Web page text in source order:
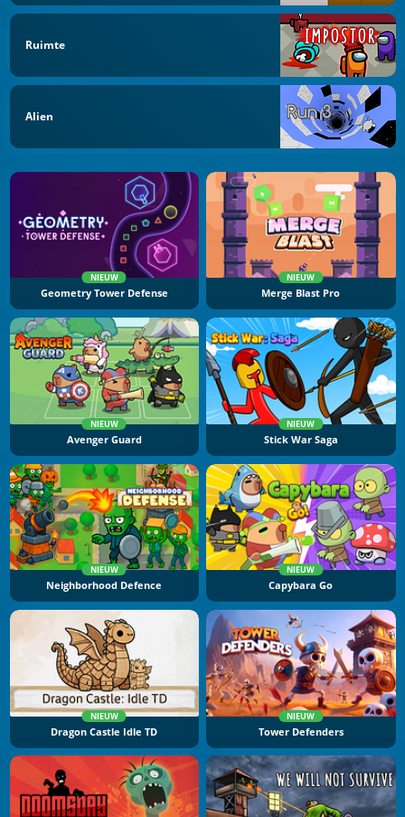
Ruimte
Alien
NIEUW
Geometry Tower Defense
NIEUW
Merge Blast Pro
NIEUW
Avenger Guard
NIEUW
Stick War Saga
NIEUW
Neighborhood Defence
NIEUW
Capybara Go
NIEUW
Dragon Castle Idle TD
NIEUW
Tower Defenders